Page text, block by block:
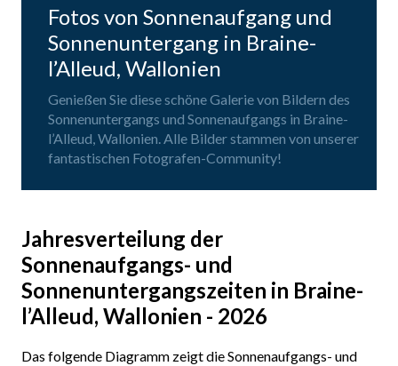
Fotos von Sonnenaufgang und
Sonnenuntergang in Braine-
l’Alleud, Wallonien
Genießen Sie diese schöne Galerie von Bildern des
Sonnenuntergangs und Sonnenaufgangs in Braine-
l’Alleud, Wallonien. Alle Bilder stammen von unserer
fantastischen Fotografen-Community!
Jahresverteilung der
Sonnenaufgangs- und
Sonnenuntergangszeiten in Braine-
l’Alleud, Wallonien - 2026
Das folgende Diagramm zeigt die Sonnenaufgangs- und